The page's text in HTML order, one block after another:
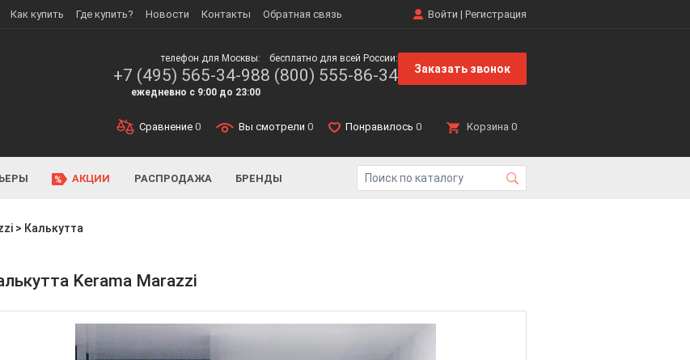
Войти | Регистрация
Как купить Где купить? Новости Контакты Обратная связь
телефон для Москвы:
+7 (495) 565-34-98
ежедневно с 9:00 до 23:00
бесплатно для всей России:
8 (800) 555-86-34 Заказать звонок
Сравнение 0 Вы смотрели 0 Понравилось 0 Корзина 0
АКЦИИ РАСПРОДАЖА БРЕНДЫ
> Калькутта
Kerama Marazzi